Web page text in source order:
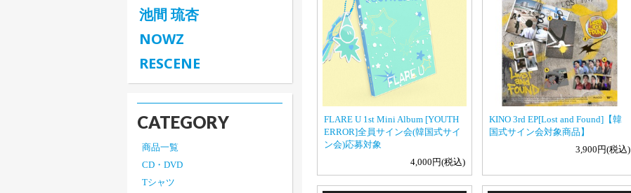
池間 琉杏
NOWZ
RESCENE
CATEGORY
商品一覧
CD・DVD
Tシャツ
FLARE U 1st Mini Album [YOUTH
ERROR]全員サイン会(韓国式サイ
ン会)応募対象
4,000円(税込)
KINO 3rd EP[Lost and Found]【韓
国式サイン会対象商品】
3,900円(税込)